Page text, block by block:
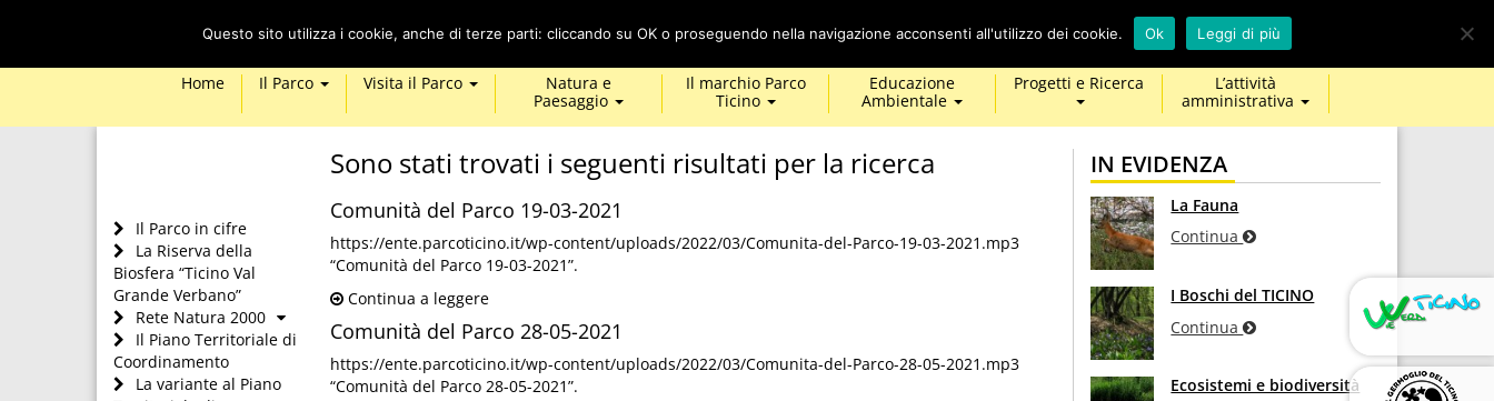
Cerca
map-
marker
calendar
Home Il Parco Visita il Parco
Natura e
Paesaggio
Il marchio Parco
Ticino
Educazione
Ambientale
Progetti e Ricerca
L’attività
amministrativa
Il Parco in cifre
La Riserva della
Biosfera “Ticino Val
Grande Verbano”
Rete Natura 2000
Il Piano Territoriale di
Coordinamento
La variante al Piano
Sono stati trovati i seguenti risultati per la ricerca
Comunità del Parco 19-03-2021
https://ente.parcoticino.it/wp-content/uploads/2022/03/Comunita-del-Parco-19-03-2021.mp3
“Comunità del Parco 19-03-2021”.
Continua a leggere
Comunità del Parco 28-05-2021
https://ente.parcoticino.it/wp-content/uploads/2022/03/Comunita-del-Parco-28-05-2021.mp3
“Comunità del Parco 28-05-2021”.
IN EVIDENZA
La Fauna
Continua
I Boschi del TICINO
Continua
Ecosistemi e biodiversità
Questo sito utilizza i cookie, anche di terze parti: cliccando su OK o proseguendo nella navigazione acconsenti all'utilizzo dei cookie. Ok Leggi di più